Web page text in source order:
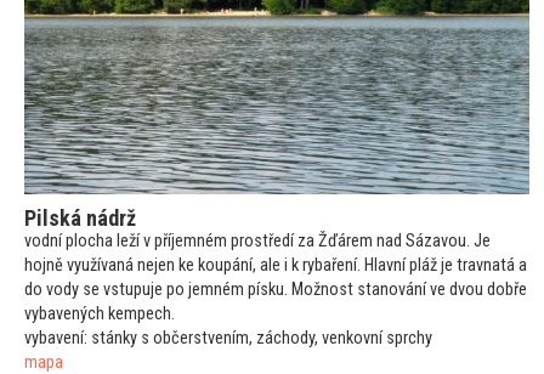
Pilská nádrž
vodní plocha leží v příjemném prostředí za Žďárem nad Sázavou. Je
hojně využívaná nejen ke koupání, ale i k rybaření. Hlavní pláž je travnatá a
do vody se vstupuje po jemném písku. Možnost stanování ve dvou dobře
vybavených kempech.
vybavení: stánky s občerstvením, záchody, venkovní sprchy
mapa